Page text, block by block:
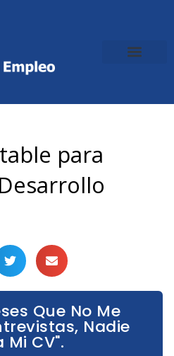
para
Que No Me
Nadie
Mi CV".